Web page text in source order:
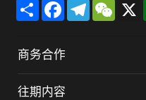
Share FacebookTelegramWeChat
X
商务合作
往期内容